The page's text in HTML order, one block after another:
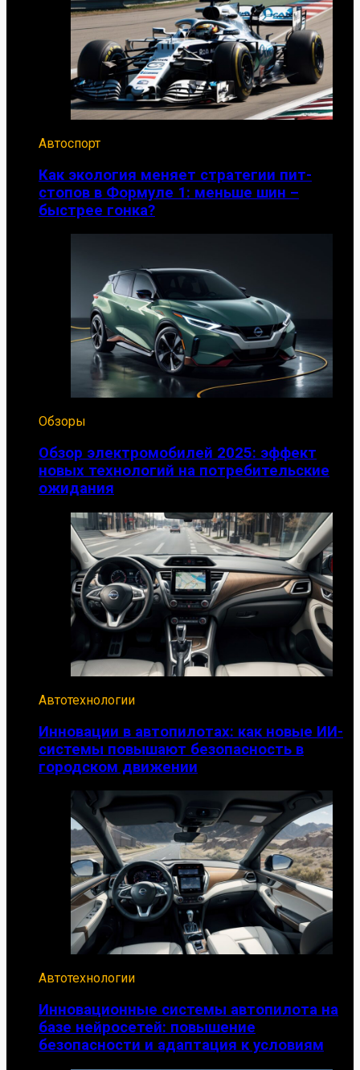
Автоспорт
Как экология меняет стратегии пит-
стопов в Формуле 1: меньше шин –
быстрее гонка?
Обзоры
Обзор электромобилей 2025: эффект
новых технологий на потребительские
ожидания
Автотехнологии
Инновации в автопилотах: как новые ИИ-
системы повышают безопасность в
городском движении
Автотехнологии
Инновационные системы автопилота на
базе нейросетей: повышение
безопасности и адаптация к условиям